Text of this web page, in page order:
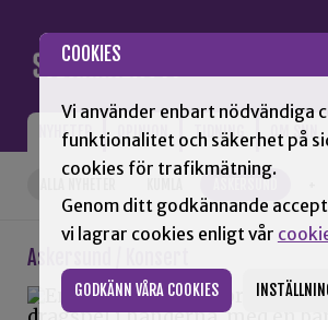
COOKIES
Vi använder enbart nödvändiga
funktionalitet och säkerhet på
cookies för trafikmätning.
Genom ditt godkännande
vi lagrar cookies enligt vår
GODKÄNN VÅRA COOKIES
NYHETER OPINION TIDNING OM SNN
ASKERSUND
Askersund / Konsert